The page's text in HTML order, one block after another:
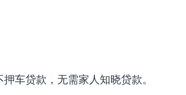
车贷款，无需家人知晓贷款。